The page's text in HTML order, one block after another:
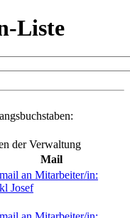
Liste
der Verwaltung
Mail